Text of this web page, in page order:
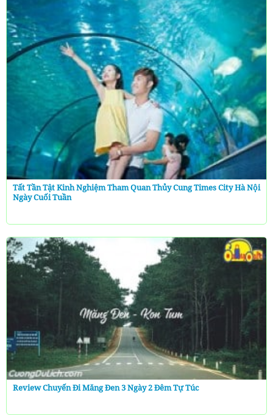
Tất Tần Tật Kinh Nghiệm Tham Quan Thủy Cung Times City Hà Nội
Ngày Cuối Tuần
Review Chuyến Đi Măng Đen 3 Ngày 2 Đêm Tự Túc